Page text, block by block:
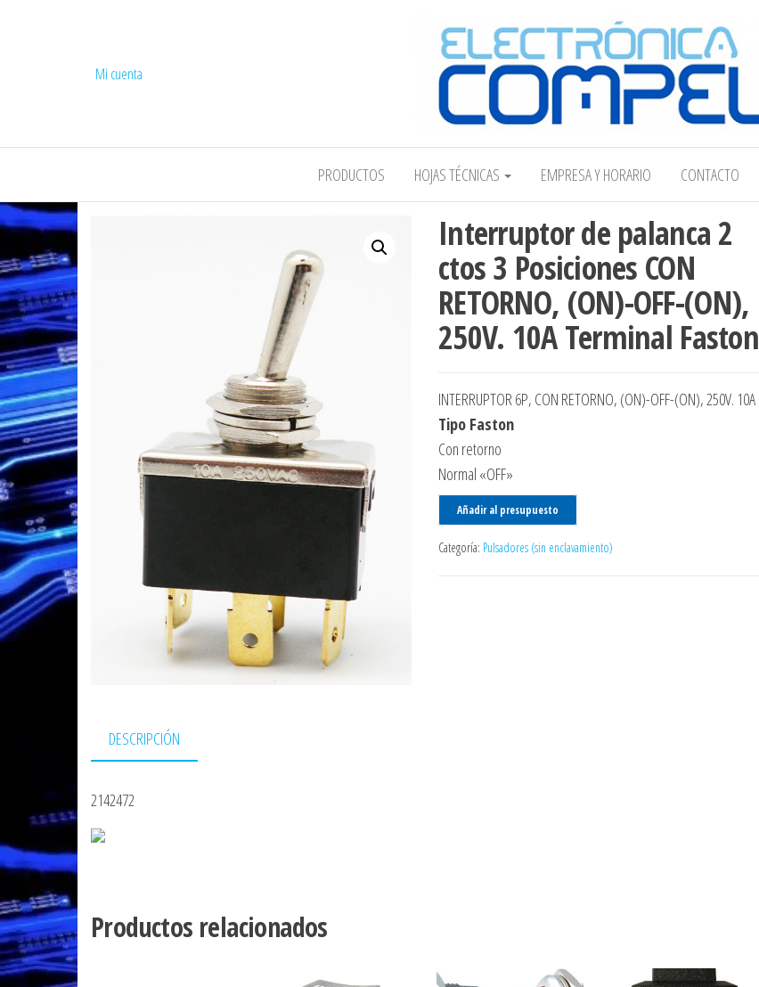
COMPEL Electrónica COMPEL
Mi cuenta
PRODUCTOS HOJAS TÉCNICAS EMPRESA Y HORARIO CONTACTO
Interruptor de palanca 2
ctos 3 Posiciones CON
RETORNO, (ON)-OFF-(ON),
250V. 10A Terminal Faston
INTERRUPTOR 6P, CON RETORNO, (ON)-OFF-(ON), 250V. 10A
Tipo Faston
Con retorno
Normal «OFF»
Añadir al presupuesto
Categoría: Pulsadores (sin enclavamiento)
DESCRIPCIÓN
2142472
Productos relacionados